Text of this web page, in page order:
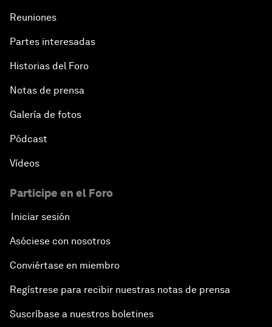
Reuniones
Partes interesadas
Historias del Foro
Notas de prensa
Galería de fotos
Pódcast
Vídeos
Participe en el Foro
Iniciar sesión
Asóciese con nosotros
Conviértase en miembro
Regístrese para recibir nuestras notas de prensa
Suscríbase a nuestros boletines